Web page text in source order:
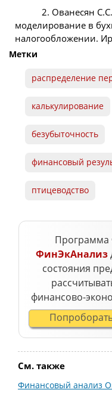
2. Ованесян
моделирование в
налогообложении.
Метки
распределение
калькулирование
безубыточность
финансовый
птицеводство
Программа
ФинЭкАнализ
состояния
финансово-
См. также
Финансовый анализ